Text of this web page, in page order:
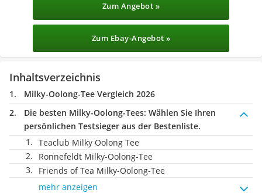
Zum Angebot »
Zum Ebay-Angebot »
Inhaltsverzeichnis
Milky-Oolong-Tee Vergleich 2026
Die besten Milky-Oolong-Tees: Wählen Sie Ihren
persönlichen Testsieger aus der Bestenliste.
Teaclub Milky Oolong Tee
Ronnefeldt Milky-Oolong-Tee
Friends of Tea Milky-Oolong-Tee
mehr anzeigen